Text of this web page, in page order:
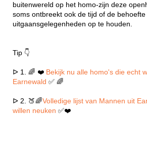
buitenwereld op het homo-zijn deze
soms ontbreekt ook de tijd of de
uitgaansgelegenheden op te houden.
Tip 👇
ᐅ 1. 🌈 ❤️ Bekijk nu alle homo's die echt
Earnewald ✅ 🌈
ᐅ 2. 🍑🌈Volledige lijst van Mannen uit
willen neuken ✅❤️